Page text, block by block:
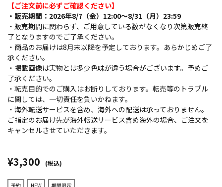
【ご注文前に必ずご確認ください】
・販売期間：2026年8/7（金）12:00～8/31（月）23:59
・販売期間に関わらず、ご用意している数がなくなり次第販売終
了となりますのでご了承ください。
・商品のお届けは8月末以降を予定しております。あらかじめご了
承ください。
・掲載画像は実物とは多少色味が違う場合がございます。予めご
了承ください。
・転売目的でのご購入はお断りしております。転売等のトラブル
に関しては、一切責任を負いかねます。
・海外転送サービスを含め、海外への配送は承っておりません。
ご指定のお届け先が海外転送サービス含め海外の場合、ご注文を
キャンセルさせていただきます。
¥3,300 (税込)
予約 NEW 期間限定